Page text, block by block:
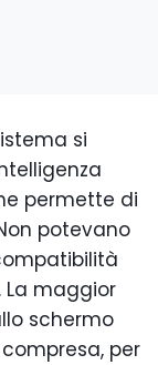
si
permette di
potevano
La maggior
schermo
per